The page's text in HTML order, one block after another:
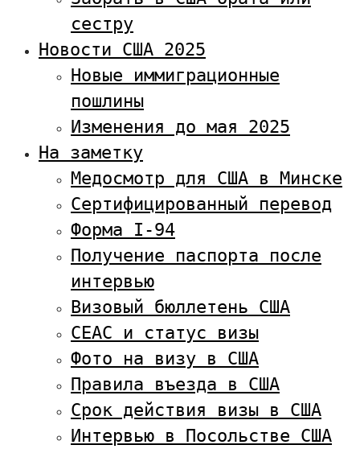
сестру
Новости США 2025
Новые иммиграционные
пошлины
Изменения до мая 2025
На заметку
Медосмотр для США в Минске
Сертифицированный перевод
Форма I-94
Получение паспорта после
интервью
Визовый бюллетень США
CEAC и статус визы
Фото на визу в США
Правила въезда в США
Срок действия визы в США
Интервью в Посольстве США